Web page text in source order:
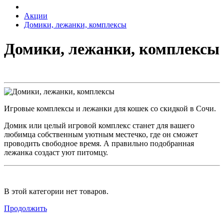
Акции
Домики, лежанки, комплексы
Домики, лежанки, комплексы
Игровые комплексы и лежанки для кошек со скидкой в Сочи.
Домик или целый игровой комплекс станет для вашего
любимца собственным уютным местечко, где он сможет
проводить свободное время. А правильно подобранная
лежанка создаст уют питомцу.
В этой категории нет товаров.
Продолжить